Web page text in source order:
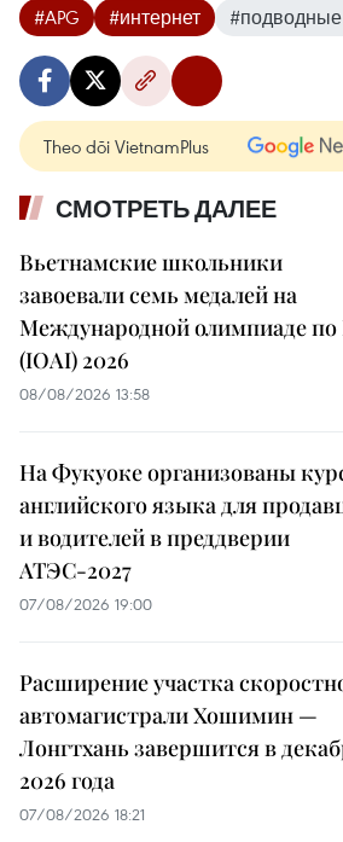
#APG #интернет #подводные
Theo dõi VietnamPlus
СМОТРЕТЬ ДАЛЕЕ
Вьетнамские школьники
завоевали семь медалей на
Международной олимпиаде
(IOAI) 2026
08/08/2026 13:58
На Фукуоке организованы
английского языка для
и водителей в преддверии
АТЭС-2027
07/08/2026 19:00
Расширение участка
автомагистрали Хошимин —
Лонгтхань завершится в
2026 года
07/08/2026 18:21